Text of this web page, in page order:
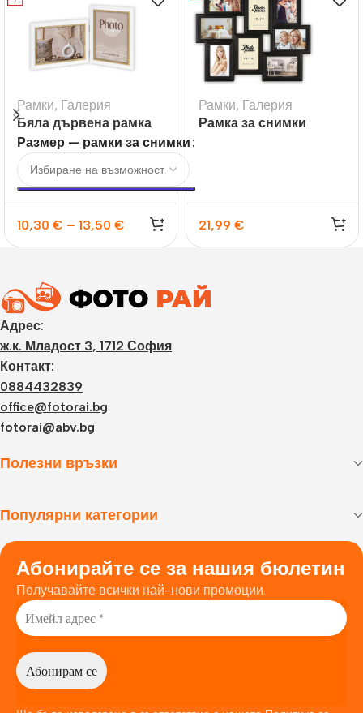
Рамки, Галерия
Бяла дървена рамка
Ayas 2L за 2 снимки за
10×15 и 13×18
Размер — рамки за снимки
10,30 € – 13,50 €
Рамки, Галерия
Рамка за снимки
21,99 €
Адрес:
ж.к. Младост 3, 1712 София
Контакт:
0884432839
office@fotorai.bg
fotorai@abv.bg
Полезни връзки
Популярни категории
Абонирайте се за нашия бюлетин
Получавайте всички най-нови промоции.